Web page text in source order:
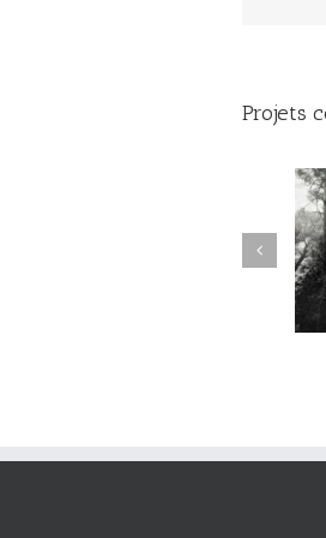
Projets
Sur l’Épaule du Temps